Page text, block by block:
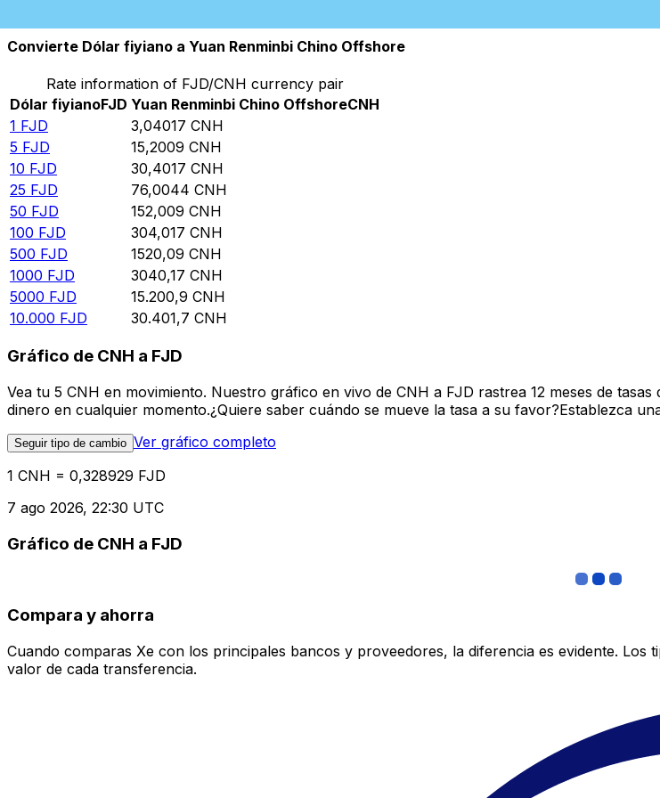
Convierte Dólar fiyiano a Yuan Renminbi Chino Offshore
Rate information of FJD/CNH currency pair
Dólar fiyianoFJD Yuan Renminbi Chino OffshoreCNH
1 FJD 3,04017 CNH
5 FJD 15,2009 CNH
10 FJD 30,4017 CNH
25 FJD 76,0044 CNH
50 FJD 152,009 CNH
100 FJD 304,017 CNH
500 FJD 1520,09 CNH
1000 FJD 3040,17 CNH
5000 FJD 15.200,9 CNH
10.000 FJD 30.401,7 CNH
Gráfico de CNH a FJD
Vea tu 5 CNH en movimiento. Nuestro gráfico en vivo de CNH a FJD rastrea 12 meses de
dinero en cualquier momento.¿Quiere saber cuándo se mueve la tasa a su favor?Establezca
Seguir tipo de cambio Ver gráfico completo
1 CNH = 0,328929 FJD
7 ago 2026, 22:30 UTC
Gráfico de CNH a FJD
Compara y ahorra
Cuando comparas Xe con los principales bancos y proveedores, la diferencia es evidente.
valor de cada transferencia.